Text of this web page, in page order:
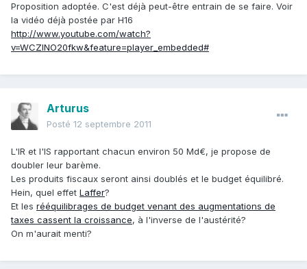
Proposition adoptée. C'est déjà peut-être entrain de se faire. Voir
la vidéo déjà postée par H16
http://www.youtube.com/watch?
v=WCZlNO20fkw&feature=player_embedded#
Arturus
Posté 12 septembre 2011
L'IR et l'IS rapportant chacun environ 50 Md€, je propose de
doubler leur barème.
Les produits fiscaux seront ainsi doublés et le budget équilibré.
Hein, quel effet Laffer?
Et les rééquilibrages de budget venant des augmentations de
taxes cassent la croissance, à l'inverse de l'austérité?
On m'aurait menti?